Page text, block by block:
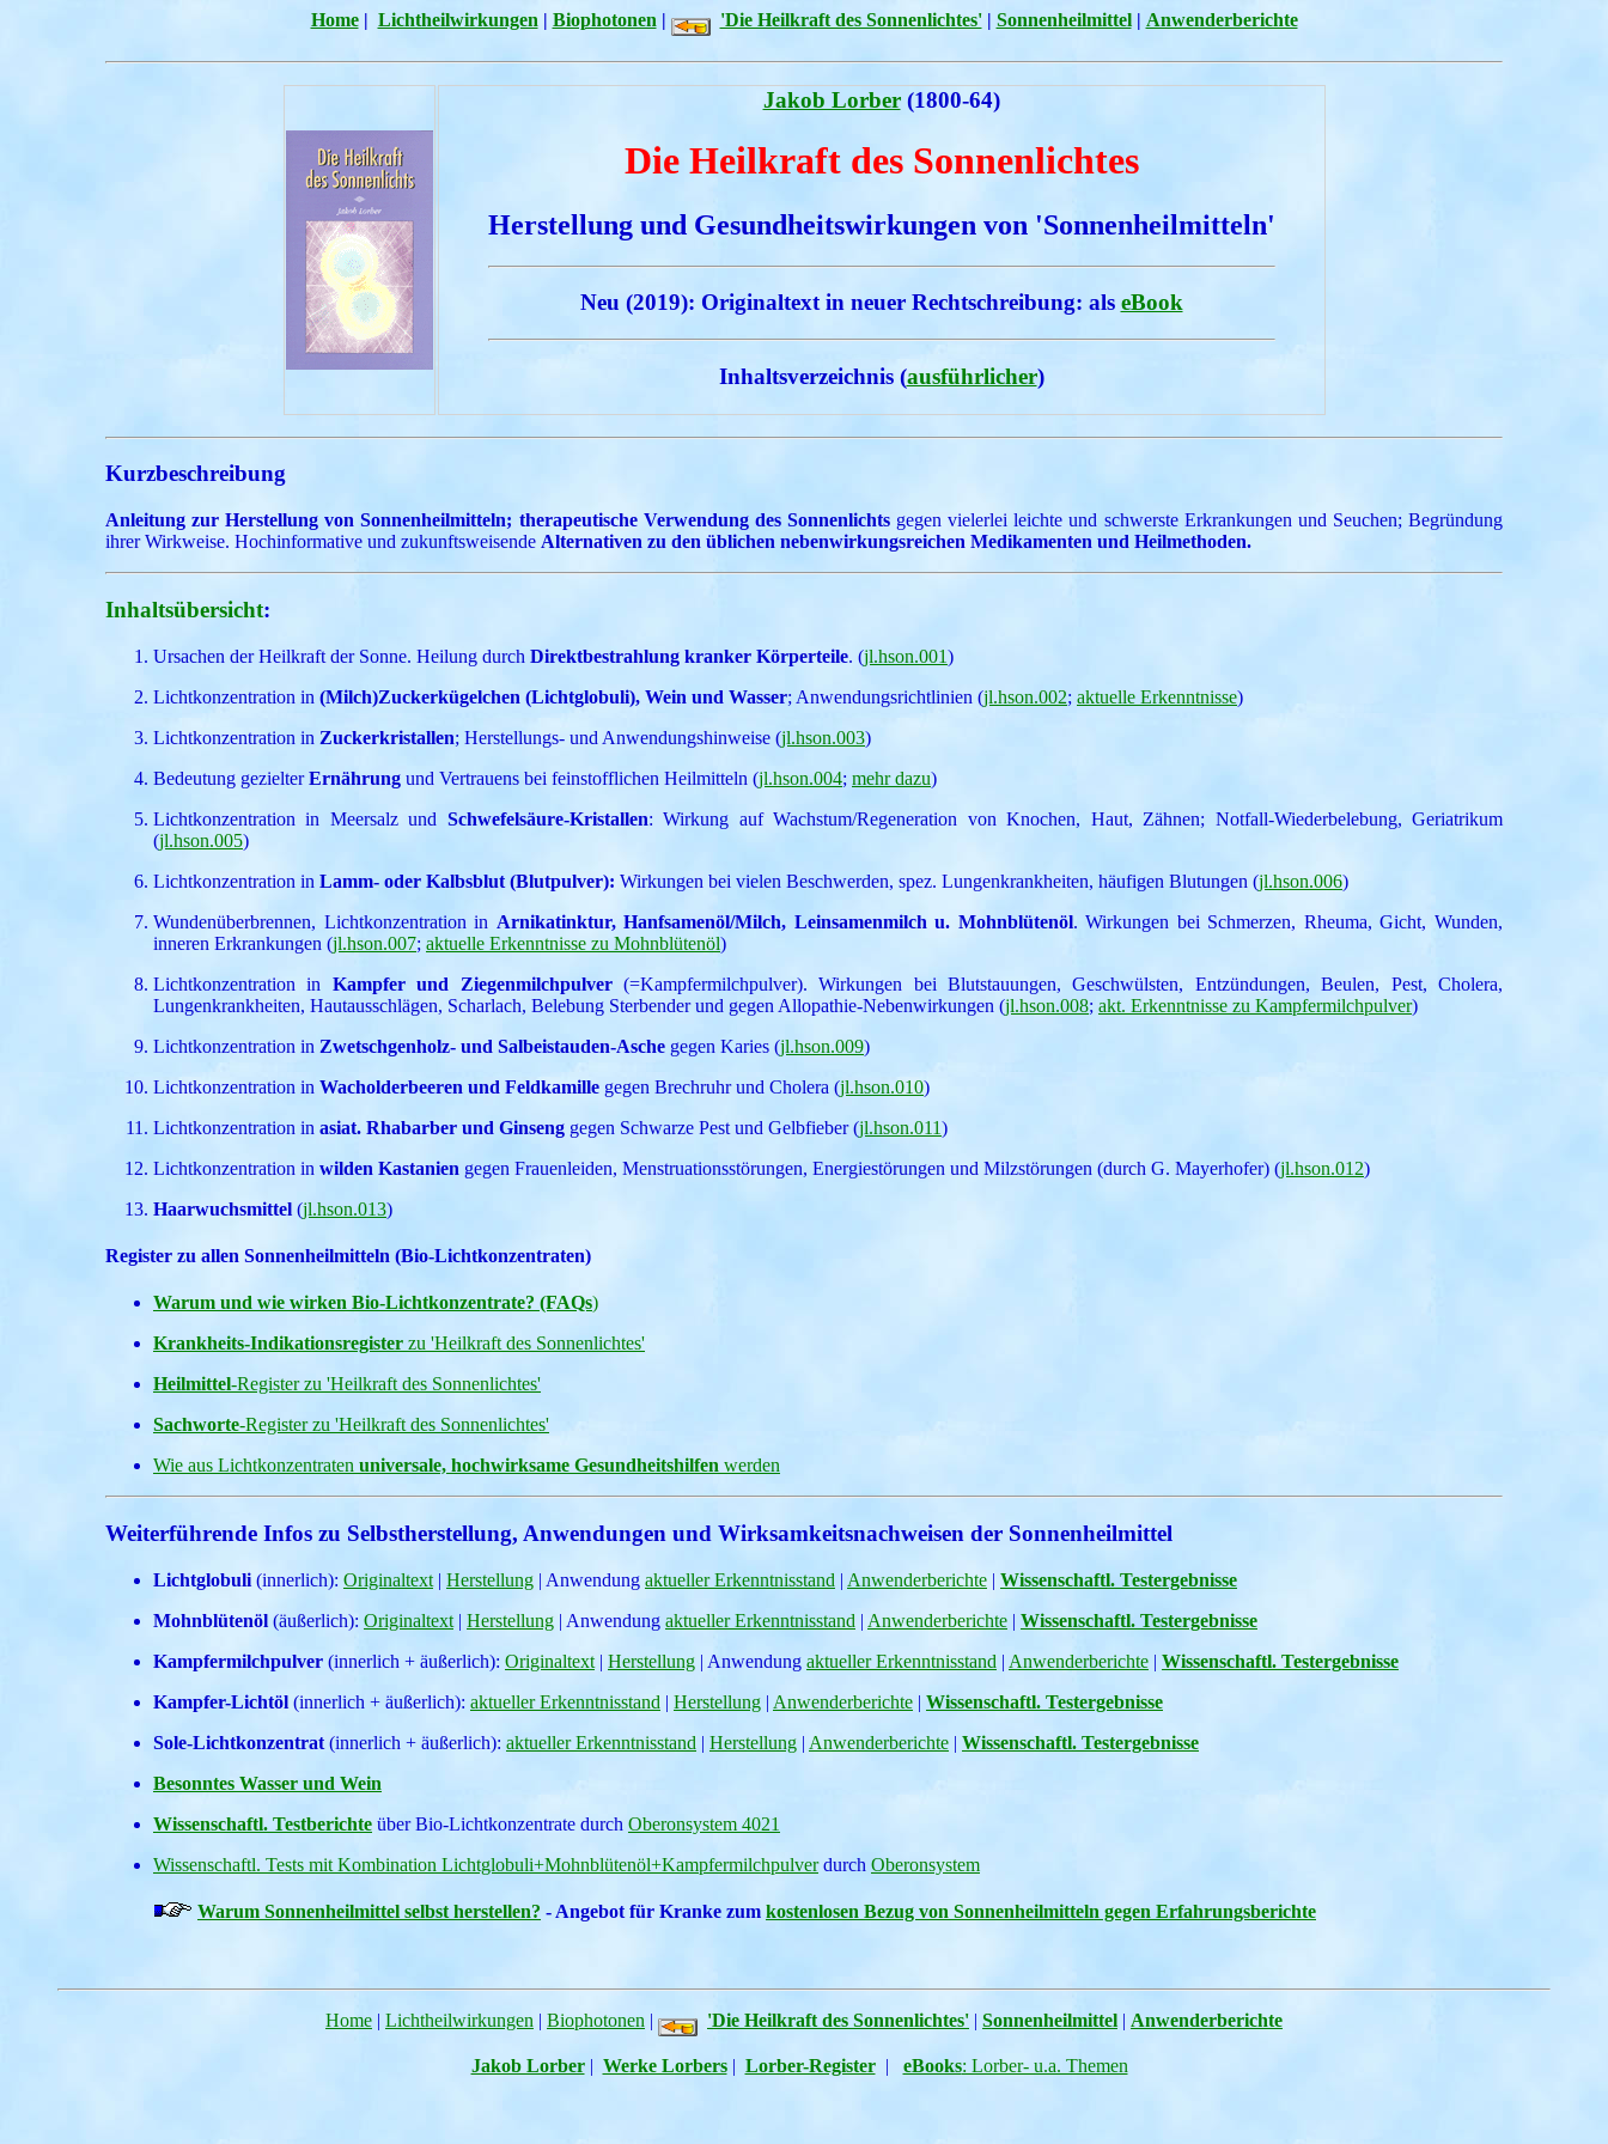
Home| Lichtheilwirkungen | Biophotonen | 'Die Heilkraft des Sonnenlichtes'| Sonnenheilmittel| Anwenderberichte
Jakob Lorber(1800-64)
Die Heilkraft des Sonnenlichtes
Herstellung und Gesundheitswirkungen von 'Sonnenheilmitteln'
Neu (2019): Originaltext in neuer Rechtschreibung: als eBook
Inhaltsverzeichnis (ausführlicher)
Kurzbeschreibung
Anleitung zur Herstellung von Sonnenheilmitteln; therapeutische Verwendung des Sonnenlichtsgegen vielerlei leichte und schwerste Erkrankungen und Seuchen; Begründung
ihrer Wirkweise. Hochinformative und zukunftsweisende Alternativen zu den üblichen nebenwirkungsreichen Medikamenten und Heilmethoden.
Inhaltsübersicht:
Ursachen der Heilkraft der Sonne. Heilung durch Direktbestrahlung kranker Körperteile. (jl.hson.001)
Lichtkonzentration in (Milch)Zuckerkügelchen (Lichtglobuli), Wein und Wasser; Anwendungsrichtlinien (jl.hson.002; aktuelle Erkenntnisse)
Lichtkonzentration in Zuckerkristallen; Herstellungs- und Anwendungshinweise (jl.hson.003)
Bedeutung gezielterErnährung und Vertrauens bei feinstofflichen Heilmitteln (jl.hson.004; mehr dazu)
Lichtkonzentration in Meersalz und Schwefelsäure-Kristallen: Wirkung auf Wachstum/Regeneration von Knochen, Haut, Zähnen; Notfall-Wiederbelebung, Geriatrikum
(jl.hson.005)
Lichtkonzentration in Lamm- oder Kalbsblut (Blutpulver): Wirkungen bei vielen Beschwerden, spez. Lungenkrankheiten, häufigen Blutungen (jl.hson.006)
Wundenüberbrennen, Lichtkonzentration in Arnikatinktur, Hanfsamenöl/Milch, Leinsamenmilch u. Mohnblütenöl. Wirkungen bei Schmerzen, Rheuma, Gicht, Wunden,
inneren Erkrankungen (jl.hson.007; aktuelle Erkenntnisse zu Mohnblütenöl)
Lichtkonzentration in Kampfer und Ziegenmilchpulver(=Kampfermilchpulver). Wirkungen bei Blutstauungen, Geschwülsten, Entzündungen, Beulen, Pest, Cholera,
Lungenkrankheiten, Hautausschlägen, Scharlach, Belebung Sterbender und gegen Allopathie-Nebenwirkungen (jl.hson.008; akt. Erkenntnisse zu Kampfermilchpulver)
Lichtkonzentration in Zwetschgenholz- und Salbeistauden-Asche gegen Karies (jl.hson.009)
Lichtkonzentration in Wacholderbeeren und Feldkamille gegen Brechruhr und Cholera (jl.hson.010)
Lichtkonzentration in asiat. Rhabarber und Ginseng gegen Schwarze Pest und Gelbfieber (jl.hson.011)
Lichtkonzentration in wilden Kastanien gegen Frauenleiden, Menstruationsstörungen, Energiestörungen und Milzstörungen (durch G. Mayerhofer) (jl.hson.012)
Haarwuchsmittel (jl.hson.013)
Register zu allen Sonnenheilmitteln (Bio-Lichtkonzentraten)
Warum und wie wirken Bio-Lichtkonzentrate? (FAQs)
Krankheits-Indikationsregister zu 'Heilkraft des Sonnenlichtes'
Heilmittel-Register zu 'Heilkraft des Sonnenlichtes'
Sachworte-Register zu 'Heilkraft des Sonnenlichtes'
Wie aus Lichtkonzentraten universale, hochwirksame Gesundheitshilfen werden
Weiterführende Infos zu Selbstherstellung, Anwendungen und Wirksamkeitsnachweisen der Sonnenheilmittel
Lichtglobuli (innerlich): Originaltext | Herstellung | Anwendung aktueller Erkenntnisstand | Anwenderberichte | Wissenschaftl. Testergebnisse
Mohnblütenöl (äußerlich): Originaltext | Herstellung | Anwendung aktueller Erkenntnisstand | Anwenderberichte | Wissenschaftl. Testergebnisse
Kampfermilchpulver (innerlich + äußerlich): Originaltext | Herstellung | Anwendung aktueller Erkenntnisstand | Anwenderberichte | Wissenschaftl. Testergebnisse
Kampfer-Lichtöl (innerlich + äußerlich): aktueller Erkenntnisstand | Herstellung | Anwenderberichte | Wissenschaftl. Testergebnisse
Sole-Lichtkonzentrat (innerlich + äußerlich): aktueller Erkenntnisstand | Herstellung | Anwenderberichte | Wissenschaftl. Testergebnisse
Besonntes Wasser und Wein
Wissenschaftl. Testberichte über Bio-Lichtkonzentrate durch Oberonsystem 4021
Wissenschaftl. Tests mit Kombination Lichtglobuli+Mohnblütenöl+Kampfermilchpulverdurch Oberonsystem
Warum Sonnenheilmittel selbst herstellen? - Angebot für Kranke zum kostenlosen Bezug von Sonnenheilmitteln gegen Erfahrungsberichte
Home | Lichtheilwirkungen | Biophotonen | 'Die Heilkraft des Sonnenlichtes' | Sonnenheilmittel | Anwenderberichte
Jakob Lorber| Werke Lorbers| Lorber-Register| eBooks: Lorber- u.a. Themen